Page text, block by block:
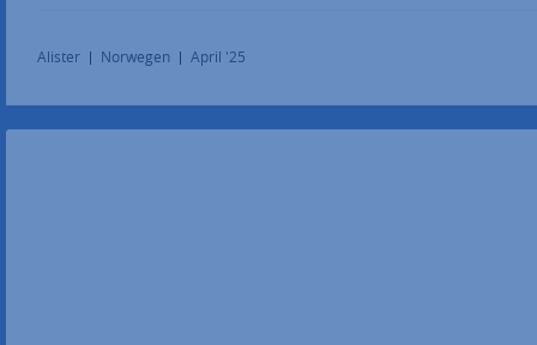
Alister Norwegen April '25